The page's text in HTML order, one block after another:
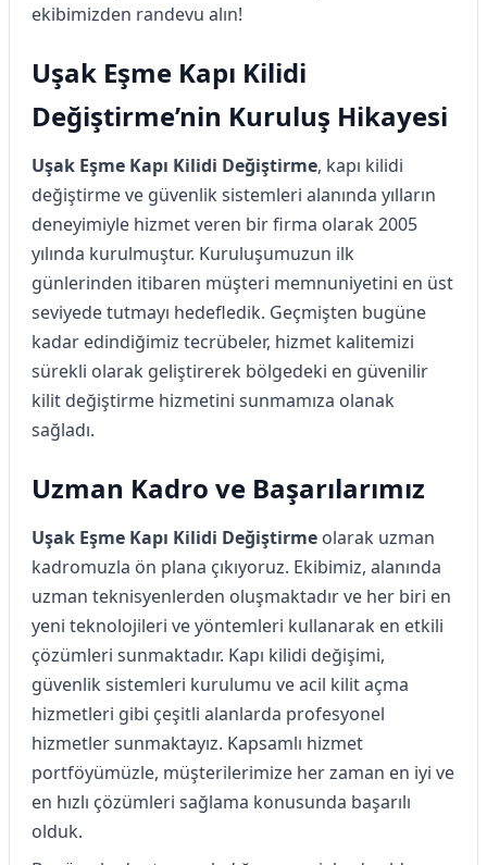
ekibimizden randevu alın!
Uşak Eşme Kapı Kilidi
Değiştirme’nin Kuruluş Hikayesi
Uşak Eşme Kapı Kilidi Değiştirme, kapı kilidi
değiştirme ve güvenlik sistemleri alanında yılların
deneyimiyle hizmet veren bir firma olarak 2005
yılında kurulmuştur. Kuruluşumuzun ilk
günlerinden itibaren müşteri memnuniyetini en üst
seviyede tutmayı hedefledik. Geçmişten bugüne
kadar edindiğimiz tecrübeler, hizmet kalitemizi
sürekli olarak geliştirerek bölgedeki en güvenilir
kilit değiştirme hizmetini sunmamıza olanak
sağladı.
Uzman Kadro ve Başarılarımız
Uşak Eşme Kapı Kilidi Değiştirme olarak uzman
kadromuzla ön plana çıkıyoruz. Ekibimiz, alanında
uzman teknisyenlerden oluşmaktadır ve her biri en
yeni teknolojileri ve yöntemleri kullanarak en etkili
çözümleri sunmaktadır. Kapı kilidi değişimi,
güvenlik sistemleri kurulumu ve acil kilit açma
hizmetleri gibi çeşitli alanlarda profesyonel
hizmetler sunmaktayız. Kapsamlı hizmet
portföyümüzle, müşterilerimize her zaman en iyi ve
en hızlı çözümleri sağlama konusunda başarılı
olduk.